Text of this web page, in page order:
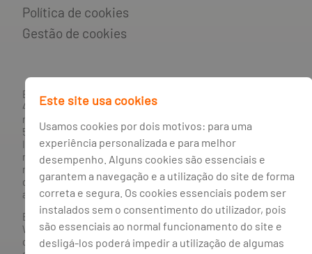
Política de cookies
Gestão de cookies
BANCO BPI, S.A., com sede na Avenida da Boavista, 1117,
4100-129 Porto; Capital Social: € 1 293 063 324,98; matriculada
na CRC Porto sob o número de matrícula PTIRNMJ 501 214
534, como o número de identificação fiscal 501 214 534.
Intermediário financeiro registado na CMVM com o n° 300 e
no Banco de Portugal sob o código n° 10. Agente de Seguros
n.º 419527591, registado junto da Autoridade de Supervisão
de Seguros e Fundos de Pensões em 21/01/2019, e autorizado
a exercer atividade nos Ramos de Seguro Vida e Não Vida.
Banco BPI ©. Todos os direitos reservados.
WebsiteAcessível.O Banco BPI não se responsabiliza por
quaisquer traduções do site efetuadas através do browser,
Este site usa cookies
Usamos cookies por dois motivos: para uma
experiência personalizada e para melhor
desempenho. Alguns cookies são essenciais e
garantem a navegação e a utilização do site de forma
correta e segura. Os cookies essenciais podem ser
instalados sem o consentimento do utilizador, pois
são essenciais ao normal funcionamento do site e
desligá-los poderá impedir a utilização de algumas